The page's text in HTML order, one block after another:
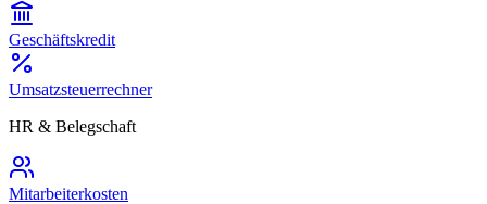
Geschäftskredit
Umsatzsteuerrechner
HR & Belegschaft
Mitarbeiterkosten